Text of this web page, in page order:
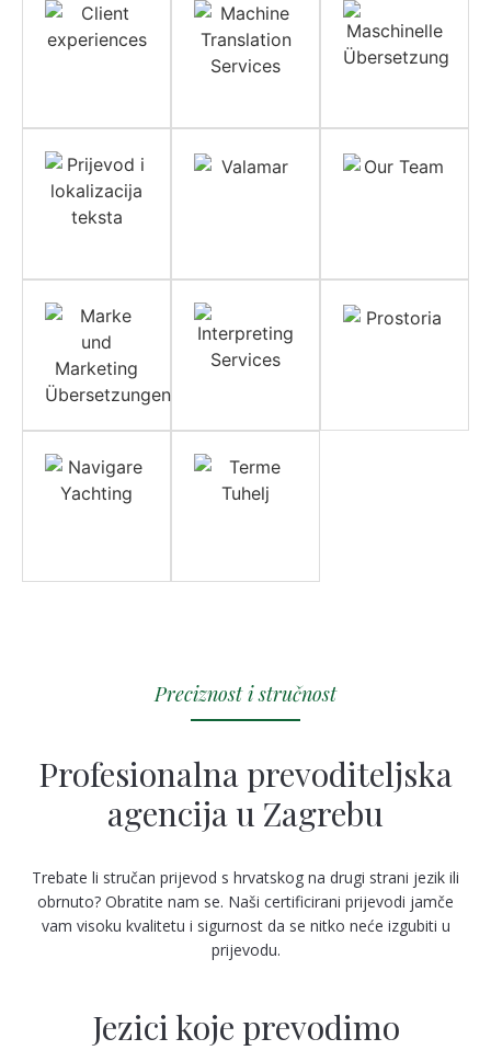
Preciznost i stručnost
Profesionalna prevoditeljska
agencija u Zagrebu
Trebate li stručan prijevod s hrvatskog na drugi strani jezik ili
obrnuto? Obratite nam se. Naši certificirani prijevodi jamče
vam visoku kvalitetu i sigurnost da se nitko neće izgubiti u
prijevodu.
Jezici koje prevodimo